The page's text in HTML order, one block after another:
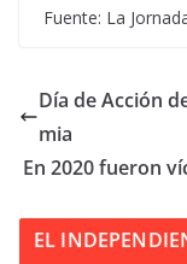
Fuente: La
Día de Acción
mia
En 2020 fueron
EL